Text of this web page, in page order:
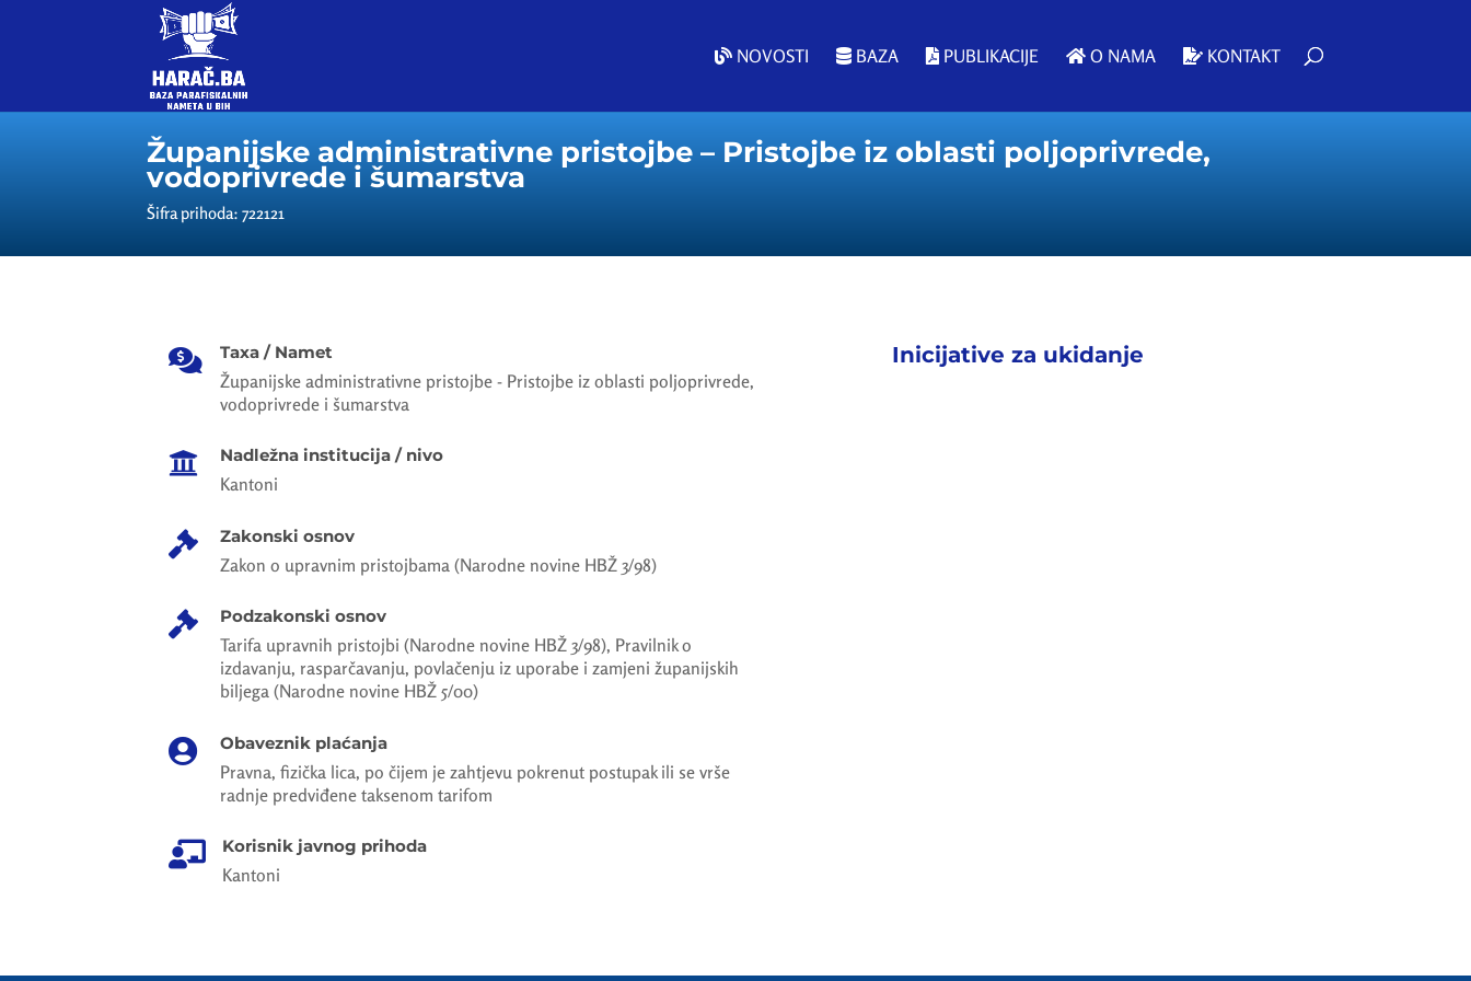
NOVOSTI BAZA PUBLIKACIJE O NAMA KONTAKT
Županijske administrativne pristojbe – Pristojbe iz oblasti poljoprivrede,
vodoprivrede i šumarstva
Šifra prihoda: 722121
 Taxa / Namet
Županijske administrativne pristojbe - Pristojbe iz oblasti poljoprivrede,
vodoprivrede i šumarstva
 Nadležna institucija / nivo
Kantoni
 Zakonski osnov
Zakon o upravnim pristojbama (Narodne novine HBŽ 3/98)
 Podzakonski osnov
Tarifa upravnih pristojbi (Narodne novine HBŽ 3/98), Pravilnik o
izdavanju, rasparčavanju, povlačenju iz uporabe i zamjeni županijskih
biljega (Narodne novine HBŽ 5/00)
 Obaveznik plaćanja
Pravna, fizička lica, po čijem je zahtjevu pokrenut postupak ili se vrše
radnje predviđene taksenom tarifom
 Korisnik javnog prihoda
Kantoni
Inicijative za ukidanje